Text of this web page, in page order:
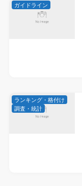
ガイドライン
ランキング・格付け
調査・統計